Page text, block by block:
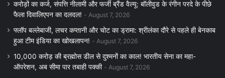
करोड़ों का कर्ज, संपत्ति नीलामी और फर्जी ब्रैंड वैल्यू: बॉलीवुड के रंगीन परदे के पीछे
फैला दिवालिएपन का दलदल!
August 7, 2026
फ्लॉप बल्लेबाजी, लचर कप्तानी और चोट का ड्रामा: श्रीलंका दौरे से पहले ही बेनकाब
हुआ टीम इंडिया का खोखलापन!
August 7, 2026
10,000 करोड़ की ब्रह्मोस डील से दुश्मनों का काल! भारतीय सेना का महा-
ऑपरेशन, अब सीमा पार तबाही पक्की
August 7, 2026